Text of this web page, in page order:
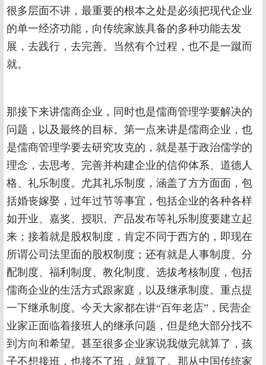
很多层面不讲，最重要的根本之处是必须把现代企业
的单一经济功能，向传统家族具备的多种功能去发
展，去践行，去完善。当然有个过程，也不是一蹴而
就。
那接下来讲儒商企业，同时也是儒商管理学要解决的
问题，以及最终的目标。第一点来讲是儒商企业，也
是儒商管理学要去研究攻克的，就是基于政治儒学的
理念，去思考、完善并构建企业的信仰体系、道德人
格、礼乐制度。尤其礼乐制度，涵盖了方方面面，包
括婚丧嫁娶，过年过节等事宜，包括企业的各种各样
如开业、嘉奖、授职、产品发布等礼乐制度要建立起
来；接着就是股权制度，肯定不同于西方的，即现在
所谓公司法里面的股权制度；还有就是人事制度、分
配制度、福利制度、教化制度、选拔考核制度，包括
儒商企业的生活方式跟家庭，以及继承制度。重点提
一下继承制度。今天大家都在讲“百年老店”，民营企
业家正面临着接班人的继承问题，但是绝大部分找不
到方向和希望。甚至很多企业家说我做完就算了，孩
子不想接班，也接不了班，就算了。那从中国传统家